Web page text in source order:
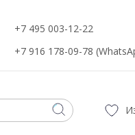
+7 495 003-12-22
+7 916 178-09-78